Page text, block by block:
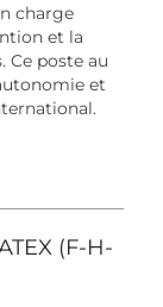
charge
et la
Ce poste au
et
(F-H-X) 202522
Risques
(F-H-